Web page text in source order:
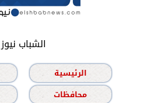
الشباب نيوز
الرئيسية
محافظات